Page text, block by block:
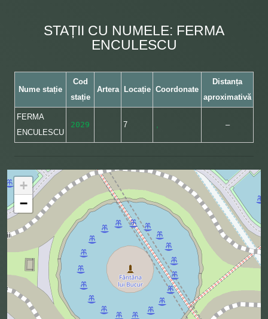
STAȚII CU NUMELE: FERMA
ENCULESCU
Nume stație
Cod
stație
Artera Locație Coordonate
Distanța
aproximativă
FERMA
ENCULESCU
2029 7 , –
+
−